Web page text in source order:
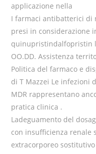
applicazione nella
I farmaci antibatterici di
presi in considerazione
quinupristindalfopristin
OO.DD. Assistenza
Politica del farmaco e
di T Mazzei Le infezioni
MDR rappresentano
pratica clinica .
Ladeguamento del
con insufficienza renale
extracorporeo